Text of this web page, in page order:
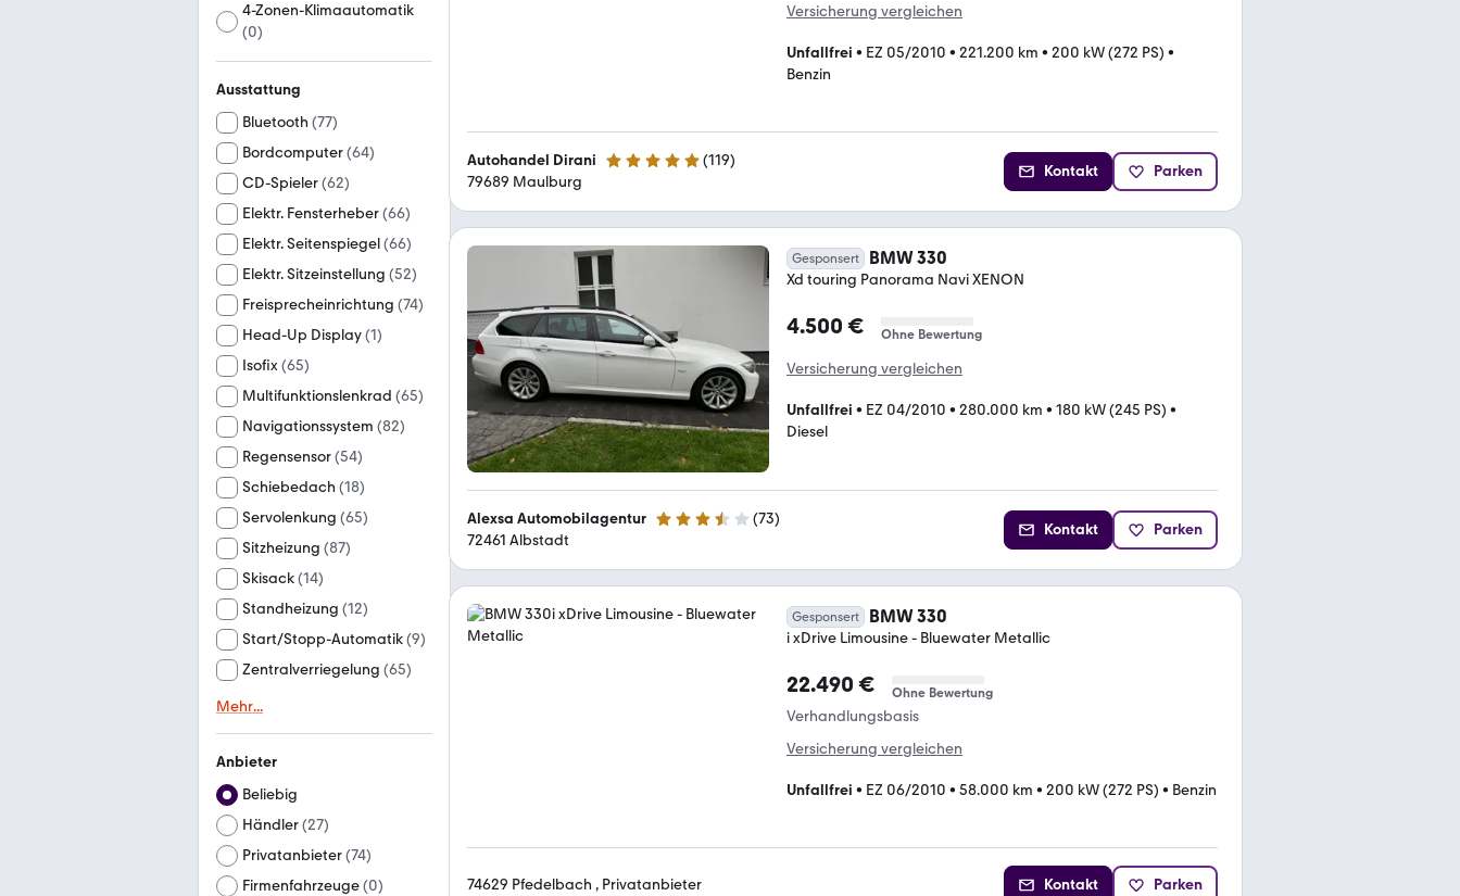
4-Zonen-Klimaautomatik
(0)
Ausstattung
Bluetooth (77)
Bordcomputer(64)
CD-Spieler(62)
Elektr. Fensterheber(66)
Elektr. Seitenspiegel(66)
Elektr. Sitzeinstellung (52)
Freisprecheinrichtung (74)
Head-Up Display(1)
Isofix(65)
Multifunktionslenkrad (65)
Navigationssystem (82)
Regensensor(54)
Schiebedach (18)
Servolenkung (65)
Sitzheizung (87)
Skisack(14)
Standheizung (12)
Start/Stopp-Automatik(9)
Zentralverriegelung (65)
Mehr...
Anbieter
Beliebig
Händler(27)
Privatanbieter(74)
Firmenfahrzeuge(0)
Versicherung vergleichen
Unfallfrei • EZ 05/2010 • 221.200 km • 200 kW (272 PS) •
Benzin
Autohandel Dirani 4.8 Sterne (119)
79689 Maulburg
Kontakt Parken
Gesponsert BMW 330
Xd touring Panorama Navi XENON
4.500 € Ohne Bewertung
Versicherung vergleichen
Unfallfrei • EZ 04/2010 • 280.000 km • 180 kW (245 PS) •
Diesel
Alexsa Automobilagentur 3.6 Sterne (73)
72461 Albstadt
Kontakt Parken
Gesponsert BMW 330
i xDrive Limousine - Bluewater Metallic
22.490 € Ohne Bewertung
Verhandlungsbasis
Versicherung vergleichen
Unfallfrei • EZ 06/2010 • 58.000 km • 200 kW (272 PS) • Benzin
74629 Pfedelbach , Privatanbieter Kontakt Parken